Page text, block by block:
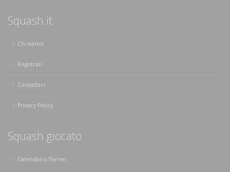
Squash.it
Chi siamo
Registrati
Contattaci
Privacy Policy
Squash giocato
Calendario Tornei